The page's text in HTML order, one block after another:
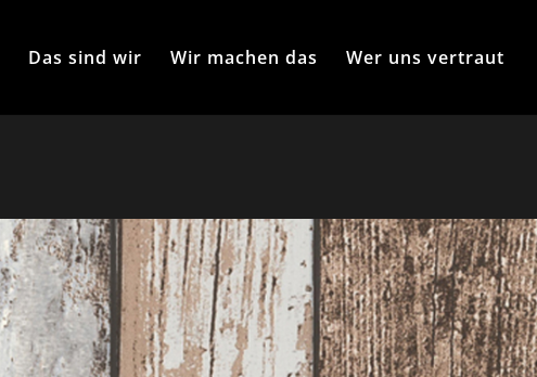
Das sind wir Wir machen das Wer uns vertraut